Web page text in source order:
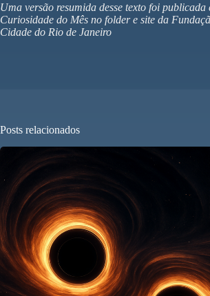
Uma versão resumida desse texto foi
Curiosidade do Mês no folder e site da
Cidade do Rio de Janeiro
Posts relacionados